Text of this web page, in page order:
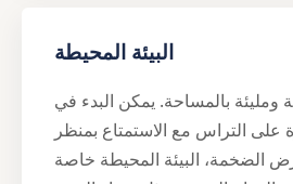
البيئة المحيطة
ومليئة بالمساحة. يمكن البدء في
على التراس مع الاستمتاع بمنظر
الضخمة، البيئة المحيطة خاصة